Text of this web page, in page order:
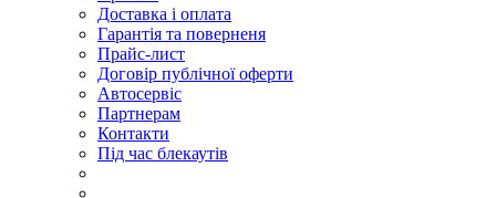
Доставка і оплата
Гарантія та поверненя
Прайс-лист
Договір публічної оферти
Автосервіс
Партнерам
Контакти
Під час блекаутів